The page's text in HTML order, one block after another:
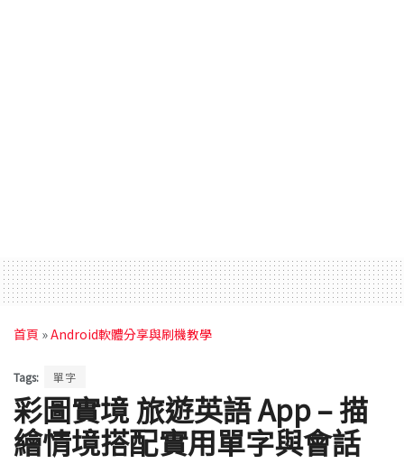
首頁 »Android軟體分享與刷機教學
Tags: 單字
彩圖實境 旅遊英語 App – 描
繪情境搭配實用單字與會話